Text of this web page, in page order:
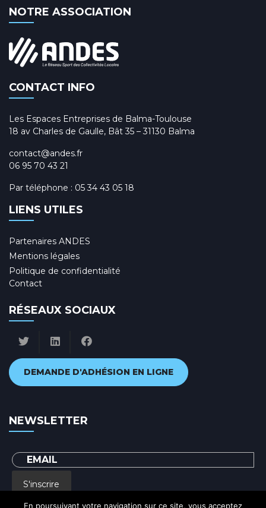
NOTRE ASSOCIATION
CONTACT INFO
Les Espaces Entreprises de Balma-Toulouse
18 av Charles de Gaulle, Bât 35 – 31130 Balma
contact@andes.fr
06 95 70 43 21
Par téléphone : 05 34 43 05 18
LIENS UTILES
Partenaires ANDES
Mentions légales
Politique de confidentialité
Contact
RÉSEAUX SOCIAUX
DEMANDE D'ADHÉSION EN LIGNE
NEWSLETTER
S'inscrire
En poursuivant votre navigation sur ce site, vous acceptez